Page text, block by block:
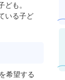
も。
いる子ど
希望する